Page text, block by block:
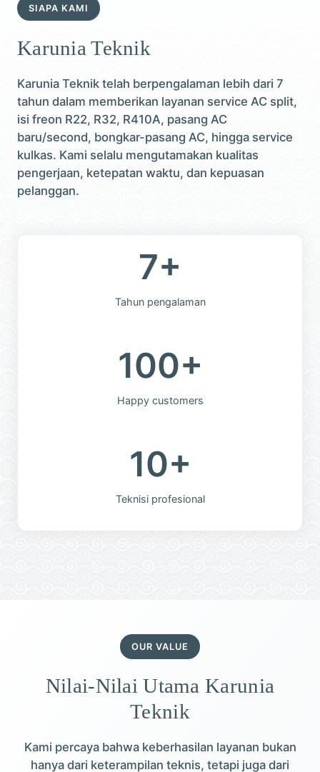
SIAPA KAMI
Karunia Teknik
Karunia Teknik telah berpengalaman lebih dari 7
tahun dalam memberikan layanan service AC split,
isi freon R22, R32, R410A, pasang AC
baru/second, bongkar-pasang AC, hingga service
kulkas. Kami selalu mengutamakan kualitas
pengerjaan, ketepatan waktu, dan kepuasan
pelanggan.
7+
Tahun pengalaman
100+
Happy customers
10+
Teknisi profesional
OUR VALUE
Nilai-Nilai Utama Karunia
Teknik
Kami percaya bahwa keberhasilan layanan bukan
hanya dari keterampilan teknis, tetapi juga dari